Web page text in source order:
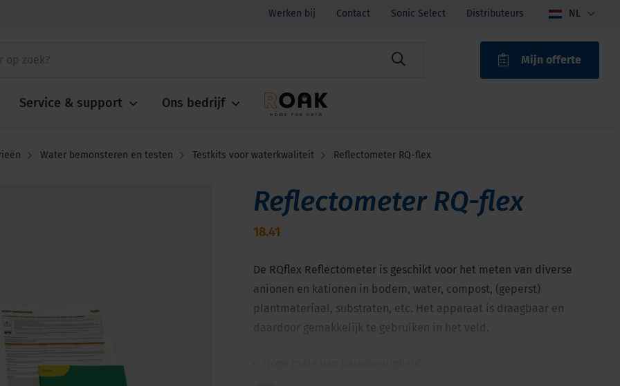
Werken bij Contact Sonic Select Distributeurs NL
Mijn offerte
Service & support Ons bedrijf
Water bemonsteren en testen Testkits voor waterkwaliteit Reflectometer RQ-flex
Reflectometer RQ-flex
18.41
De RQflex Reflectometer is geschikt voor het meten van diverse
anionen en kationen in bodem, water, compost, (geperst)
plantmateriaal, substraten, etc. Het apparaat is draagbaar en
daardoor gemakkelijk te gebruiken in het veld.